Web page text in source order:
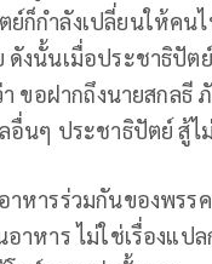
ก็กำลังเปลี่ยนให้คน
งนั้นเมื่อประชาธิปัต
ขอฝากถึงนายสกล
อื่นๆ ประชาธิปัตย์ สู้ไ
าหารร่วมกันของพรร
าหาร ไม่ใช่เรื่องแ